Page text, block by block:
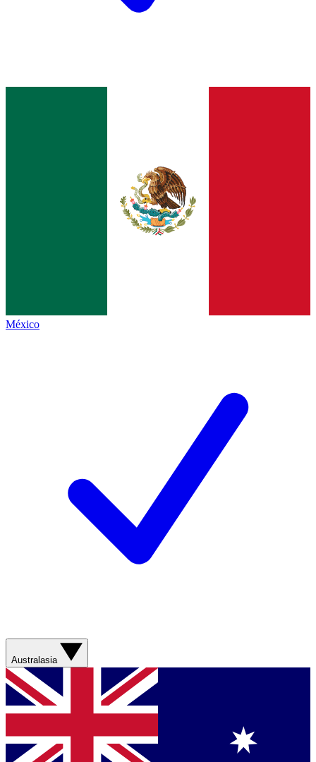
México
Australasia